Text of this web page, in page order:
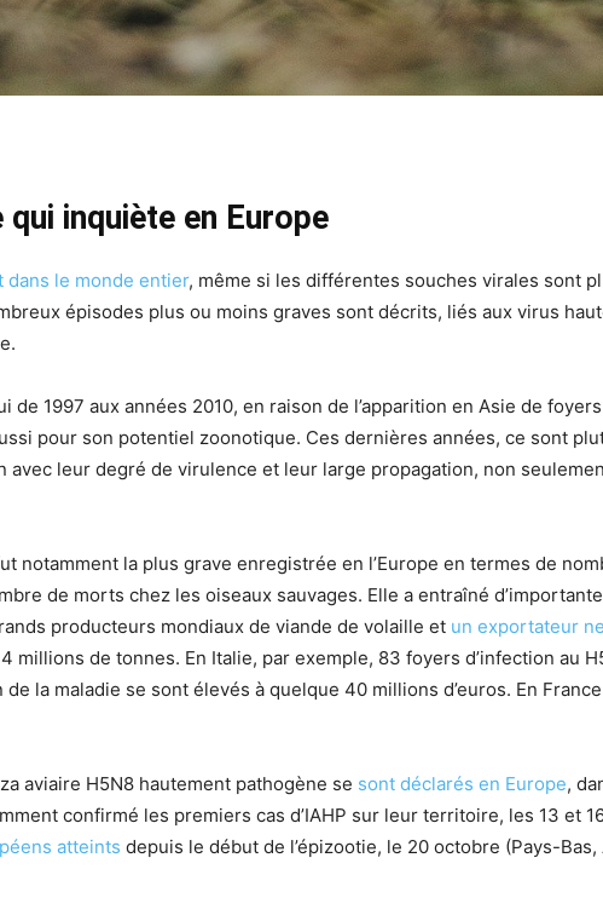
inquiète en Europe
dans le monde entier, même si les différentes souches virales sont
épisodes plus ou moins graves sont décrits, liés aux virus
de 1997 aux années 2010, en raison de l’apparition en Asie de
pour son potentiel zoonotique. Ces dernières années, ce sont
leur degré de virulence et leur large propagation, non
notamment la plus grave enregistrée en l’Europe en termes de
de morts chez les oiseaux sauvages. Elle a entraîné
producteurs mondiaux de viande de volaille et un exportateur
millions de tonnes. En Italie, par exemple, 83 foyers d’infection au
de la maladie se sont élevés à quelque 40 millions d’euros. En
aviaire H5N8 hautement pathogène se sont déclarés en Europe,
confirmé les premiers cas d’IAHP sur leur territoire, les 13 et
atteints depuis le début de l’épizootie, le 20 octobre (Pays-